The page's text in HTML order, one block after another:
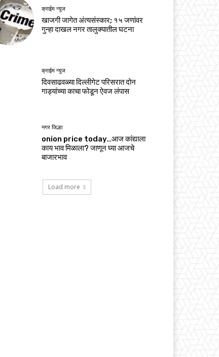
क्राईम न्यूज
खाजगी जागेत अंत्यसंस्कार; १५ जणांवर
गुन्हा दाखल नगर तालुक्यातील घटना
क्राईम न्यूज
दिवसाढवळ्या दिल्लीगेट परिसरात दोन
गाड्यांच्या काचा फोडून ऐवज लंपास
नगर जिल्हा
onion price today…आज कांद्याला
काय भाव मिळाला? जाणून घ्या आजचे
बाजारभाव
Load more